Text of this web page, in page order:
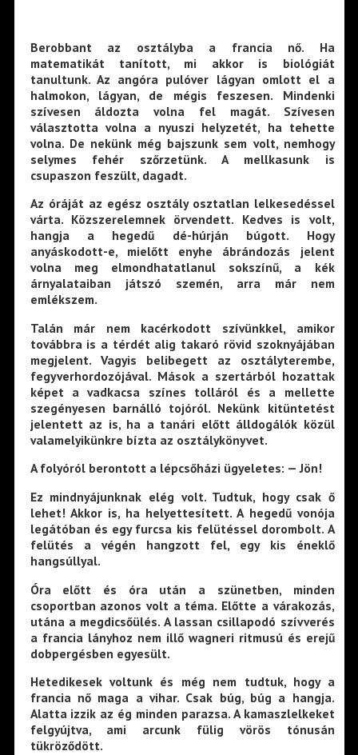
Berobbant az osztályba a francia nő. Ha
matematikát tanított, mi akkor is biológiát
tanultunk. Az angóra pulóver lágyan omlott el a
halmokon, lágyan, de mégis feszesen. Mindenki
szívesen áldozta volna fel magát. Szívesen
választotta volna a nyuszi helyzetét, ha tehette
volna. De nekünk még bajszunk sem volt, nemhogy
selymes fehér szőrzetünk. A mellkasunk is
csupaszon feszült, dagadt.
Az óráját az egész osztály osztatlan lelkesedéssel
várta. Közszerelemnek örvendett. Kedves is volt,
hangja a hegedű dé-húrján búgott. Hogy
anyáskodott-e, mielőtt enyhe ábrándozás jelent
volna meg elmondhatatlanul sokszínű, a kék
árnyalataiban játszó szemén, arra már nem
emlékszem.
Talán már nem kacérkodott szívünkkel, amikor
továbbra is a térdét alig takaró rövid szoknyájában
megjelent. Vagyis belibegett az osztályterembe,
fegyverhordozójával. Mások a szertárból hozattak
képet a vadkacsa színes tolláról és a mellette
szegényesen barnálló tojóról. Nekünk kitüntetést
jelentett az is, ha a tanári előtt álldogálók közül
valamelyikünkre bízta az osztálykönyvet.
A folyóról berontott a lépcsőházi ügyeletes: — Jön!
Ez mindnyájunknak elég volt. Tudtuk, hogy csak ő
lehet! Akkor is, ha helyettesített. A hegedű vonója
legátóban és egy furcsa kis felütéssel dorombolt. A
felütés a végén hangzott fel, egy kis éneklő
hangsúllyal.
Óra előtt és óra után a szünetben, minden
csoportban azonos volt a téma. Előtte a várakozás,
utána a megdicsőülés. A lassan csillapodó szívverés
a francia lányhoz nem illő wagneri ritmusú és erejű
dobpergésben egyesült.
Hetedikesek voltunk és még nem tudtuk, hogy a
francia nő maga a vihar. Csak búg, búg a hangja.
Alatta izzik az ég minden parazsa. A kamaszlelkeket
felgyújtva, ami arcunk fülig vörös tónusán
tükröződött.